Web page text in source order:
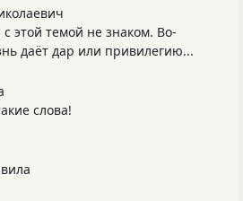
этой темой не знаком. Во-
даёт дар или привилегию...
слова!